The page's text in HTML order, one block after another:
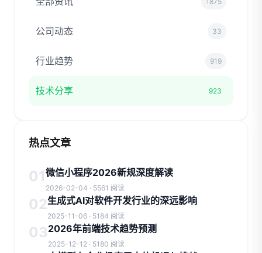
公司动态 33
行业趋势 919
技术分享 923
热点文章
01微信小程序2026新规深度解读
2026-02-04 · 5561 阅读
02生成式AI对软件开发行业的深远影响
2025-11-06 · 5184 阅读
032026年前端技术趋势预测
2025-12-12 · 5180 阅读